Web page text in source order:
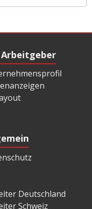
Arbeitgeber
Deutschland
Schweiz